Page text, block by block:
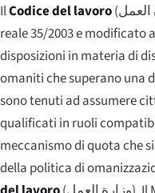
IlCodice del lavoro(العمل
reale 35/2003 e modificato
disposizioni in materia di
omaniti che superano una
sono tenuti ad assumere
qualificati in ruoli
meccanismo di quota che
della politica di